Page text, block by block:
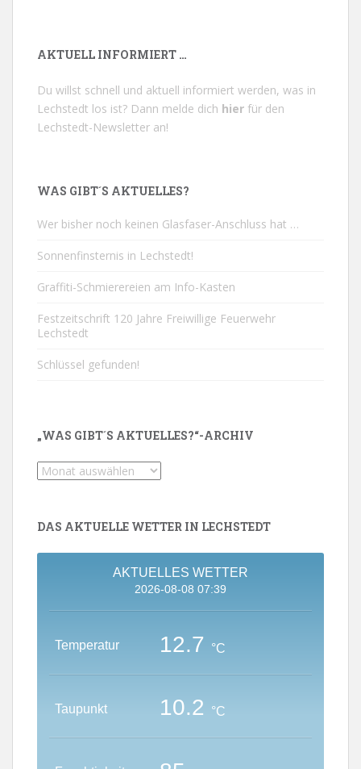
AKTUELL INFORMIERT …
Du willst schnell und aktuell informiert werden, was in
Lechstedt los ist? Dann melde dich hier für den
Lechstedt-Newsletter an!
WAS GIBT´S AKTUELLES?
Wer bisher noch keinen Glasfaser-Anschluss hat …
Sonnenfinsternis in Lechstedt!
Graffiti-Schmierereien am Info-Kasten
Festzeitschrift 120 Jahre Freiwillige Feuerwehr
Lechstedt
Schlüssel gefunden!
„WAS GIBT´S AKTUELLES?“-ARCHIV
„Was
Aktuelles?“-
DAS AKTUELLE WETTER IN LECHSTEDT